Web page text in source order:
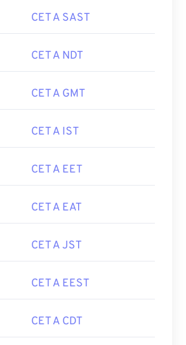
CET A SAST
CET A NDT
CET A GMT
CET A IST
CET A EET
CET A EAT
CET A JST
CET A EEST
CET A CDT